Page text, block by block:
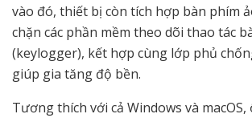
vào đó, thiết bị còn tích hợp bàn phím
chặn các phần mềm theo dõi thao tác
(keylogger), kết hợp cùng lớp phủ
giúp gia tăng độ bền.
Tương thích với cả Windows và macOS,